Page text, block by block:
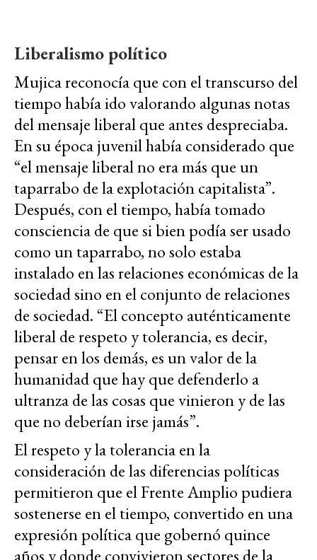
Liberalismo político
Mujica reconocía que con el transcurso del
tiempo había ido valorando algunas notas
del mensaje liberal que antes despreciaba.
En su época juvenil había considerado que
“el mensaje liberal no era más que un
taparrabo de la explotación capitalista”.
Después, con el tiempo, había tomado
consciencia de que si bien podía ser usado
como un taparrabo, no solo estaba
instalado en las relaciones económicas de la
sociedad sino en el conjunto de relaciones
de sociedad. “El concepto auténticamente
liberal de respeto y tolerancia, es decir,
pensar en los demás, es un valor de la
humanidad que hay que defenderlo a
ultranza de las cosas que vinieron y de las
que no deberían irse jamás”.
El respeto y la tolerancia en la
consideración de las diferencias políticas
permitieron que el Frente Amplio pudiera
sostenerse en el tiempo, convertido en una
expresión política que gobernó quince
años y donde convivieron sectores de la